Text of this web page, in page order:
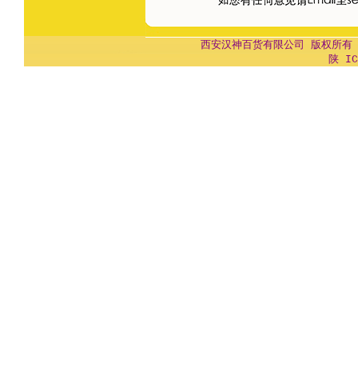
西安汉神百货有限公司 版
陕